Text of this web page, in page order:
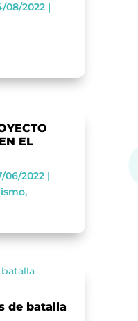
08/2022|
EL
06/2022|
,
de batalla